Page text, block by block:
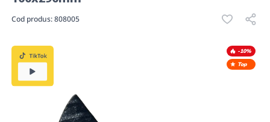
Cod produs:808005
-10%
Top